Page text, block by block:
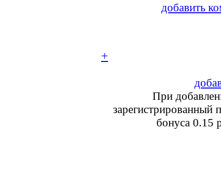
добавить
+
При
зарегистрированный
бонуса 0.15